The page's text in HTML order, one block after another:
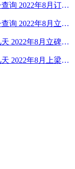
2022年8月订盟最佳吉日日期好日子查询 2022年8月订盟黄道吉日一览
2022年8月立券最佳吉日日期好日子查询 2022年8月立券的黄道吉日一览
2022年8月立碑最佳吉日日期有哪几天 2022年8月立碑吉日查询
2022年8月上梁最佳吉日日期有哪几天 2022年8月上梁的黄道吉日